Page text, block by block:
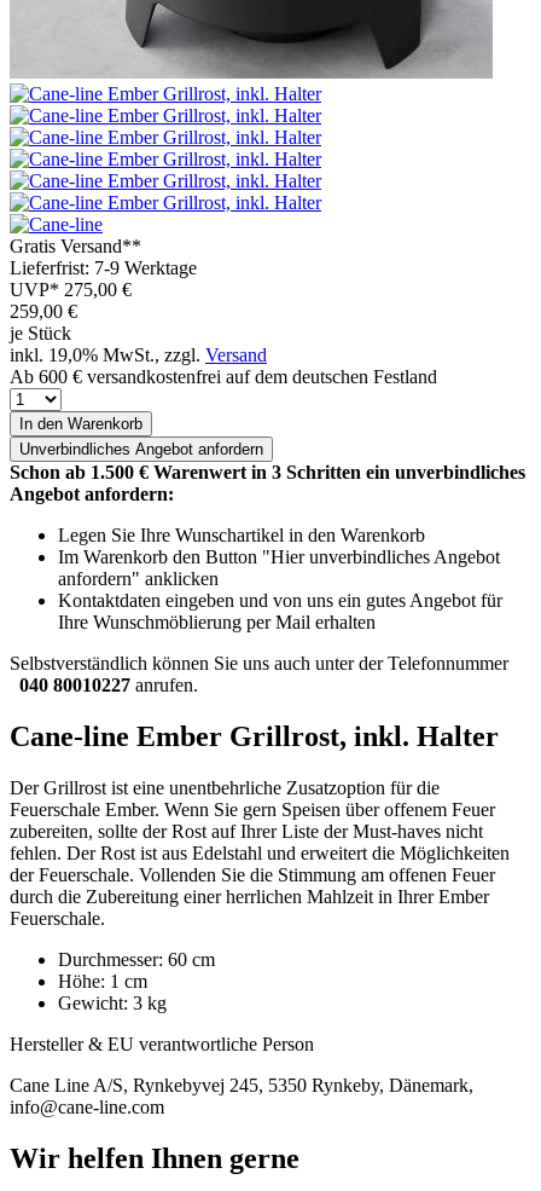
Gratis Versand**
Lieferfrist: 7-9 Werktage
UVP* 275,00 €
259,00 €
je Stück
inkl. 19,0% MwSt., zzgl. Versand
Ab 600 € versandkostenfrei auf dem deutschen Festland
In den Warenkorb
Unverbindliches Angebot anfordern
Schon ab 1.500 € Warenwert in 3 Schritten ein unverbindliches
Angebot anfordern:
Legen Sie Ihre Wunschartikel in den Warenkorb
Im Warenkorb den Button "Hier unverbindliches Angebot
anfordern" anklicken
Kontaktdaten eingeben und von uns ein gutes Angebot für
Ihre Wunschmöblierung per Mail erhalten
Selbstverständlich können Sie uns auch unter der Telefonnummer
040 80010227 anrufen.
Cane-line Ember Grillrost, inkl. Halter
Der Grillrost ist eine unentbehrliche Zusatzoption für die
Feuerschale Ember. Wenn Sie gern Speisen über offenem Feuer
zubereiten, sollte der Rost auf Ihrer Liste der Must-haves nicht
fehlen. Der Rost ist aus Edelstahl und erweitert die Möglichkeiten
der Feuerschale. Vollenden Sie die Stimmung am offenen Feuer
durch die Zubereitung einer herrlichen Mahlzeit in Ihrer Ember
Feuerschale.
Durchmesser: 60 cm
Höhe: 1 cm
Gewicht: 3 kg
Hersteller & EU verantwortliche Person
Cane Line A/S, Rynkebyvej 245, 5350 Rynkeby, Dänemark,
info@cane-line.com
Wir helfen Ihnen gerne